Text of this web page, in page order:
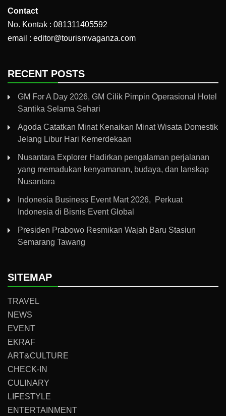
Contact
No. Kontak : 081311405592
email : editor@tourismvaganza.com
RECENT POSTS
GM For A Day 2026, GM Cilik Pimpin Operasional Hotel
Santika Selama Sehari
Agoda Catatkan Minat Kenaikan Minat Wisata Domestik
Jelang Libur Hari Kemerdekaan
Nusantara Explorer Hadirkan pengalaman perjalanan
yang memadukan kenyamanan, budaya, dan lanskap
Nusantara
Indonesia Business Event Mart 2026, Perkuat
Indonesia di Bisnis Event Global
Presiden Prabowo Resmikan Wajah Baru Stasiun
Semarang Tawang
SITEMAP
TRAVEL
NEWS
EVENT
EKRAF
ART&CULTURE
CHECK-IN
CULINARY
LIFESTYLE
ENTERTAINMENT